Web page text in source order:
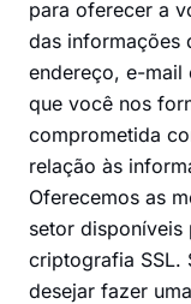
para oferecer a
das informações
endereço, e-mail
que você nos
comprometida
relação às
Oferecemos as
setor disponíveis
criptografia SSL.
desejar fazer